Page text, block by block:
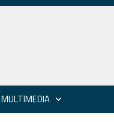
MULTIMEDIA